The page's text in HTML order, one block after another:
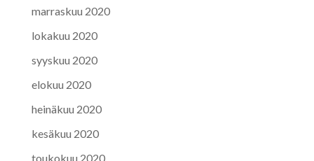
marraskuu 2020
lokakuu 2020
syyskuu 2020
elokuu 2020
heinäkuu 2020
kesäkuu 2020
toukokuu 2020